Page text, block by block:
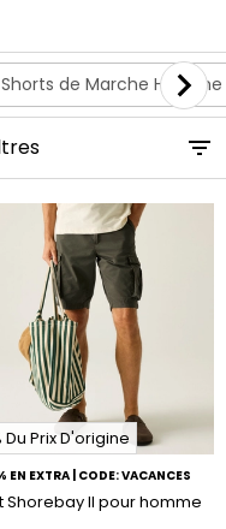
jambes au frais.
!
Shorts de Marche Homme
Du Prix D'origine
EN EXTRA | CODE: VACANCES
Shorebay II pour homme